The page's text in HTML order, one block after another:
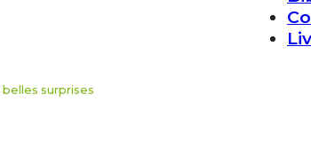
surprises